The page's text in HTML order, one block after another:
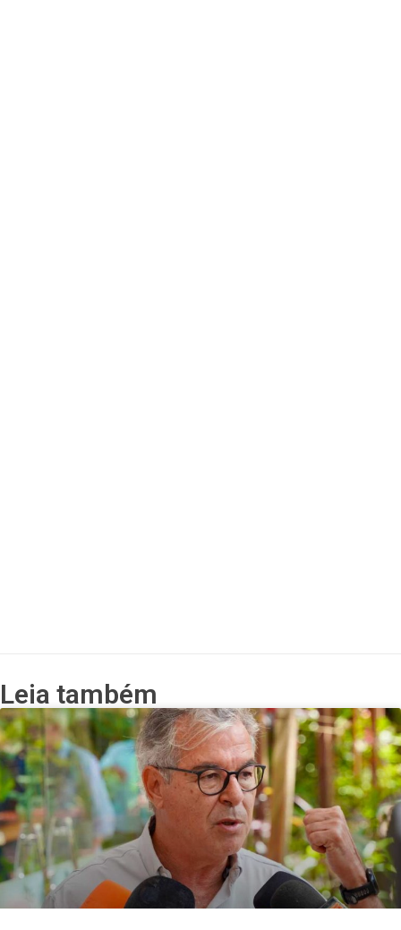
Leia também